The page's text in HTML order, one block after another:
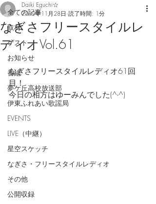
全ての記事
取材
ゲスト
お知らせ
番組
夢ケ丘高校放送部
伊東ふれあい歌謡局
EVENTS
LIVE（中継）
星空スケッチ
なぎさ・フリースタイルレディオ
その他
公開収録
なぎさフリースタイルレ
ディオVol.61
Daiki Eguchi☆
2019年11月28日 読了時間: 1分
なぎさフリースタイルレディオ61回
目！
今日の相方はゆーみんでした(^-^)